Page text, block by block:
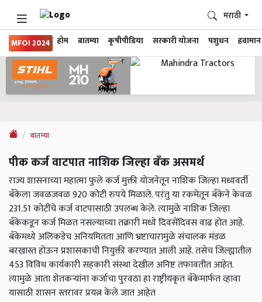
MFOI 2024 होम बातम्या कृषीपीडिया सरकारी योजना पशुधन हवामान
मराठी
बातम्या
पीक कर्ज वाटपात नाशिक जिल्हा बँक असमर्थ
राज्य शासनाच्या महात्मा फुले कर्ज मुक्ती योजनेतून नाशिक जिल्हा मध्यवर्ती
बँकेला जवळजवळ 920 कोटी रुपये मिळाले. परंतु या रकमेतून बँकेने केवळ
231.51 कोटींचे कर्ज वाटपासाठी उपलब्ध केले. त्यामुळे नाशिक जिल्हा
बँकेकडून कर्ज मिळत नसल्याच्या तक्रारी मध्ये दिवसेंदिवस वाढ होत आहे.
बँकेमध्ये अलिकडेच अनियमितता आणि भ्रष्टाचारामुळे संचालक मंडळ
बरखास्त होऊन प्रशासकाची नियुक्ती करण्यात आली आहे. तसेच जिल्ह्यातील
453 विविध कार्यकारी सहकारी संस्था देखील अनिष्ट तफावतीत आहेत.
त्यामुळे आता शेतकऱ्यांना कर्जाचा पुरवठा हा राष्ट्रीयकृत बँकेमार्फत व्हावा
यासाठी शासन स्तरावर प्रयत्न केले जात आहेत